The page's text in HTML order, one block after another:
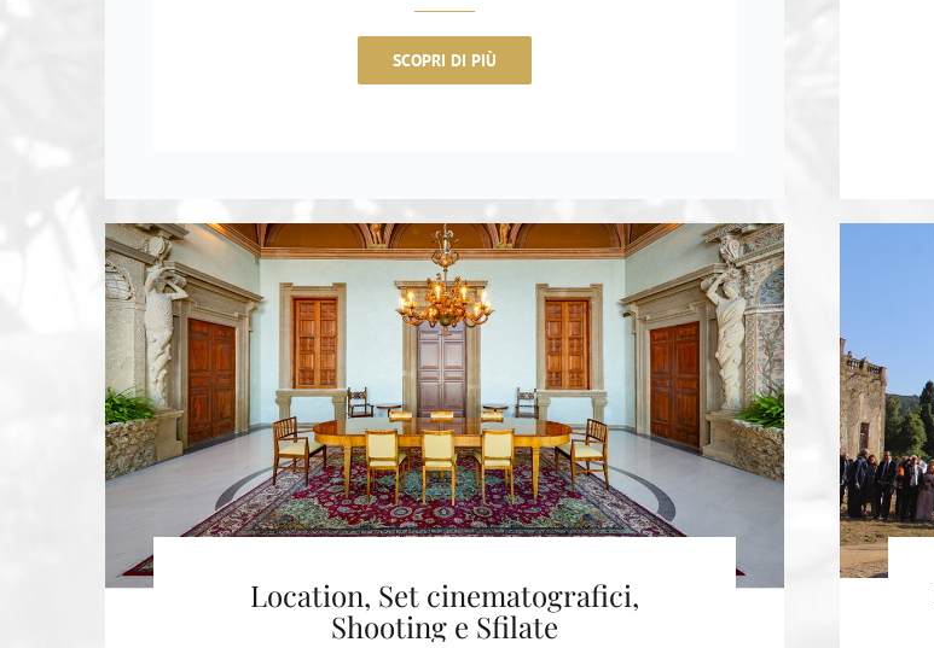
SCOPRI DI PIÙ
Location, Set cinematografici,
Shooting e Sfilate